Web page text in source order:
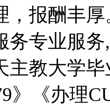
报酬丰厚
务专业服
主教大学
》《办理